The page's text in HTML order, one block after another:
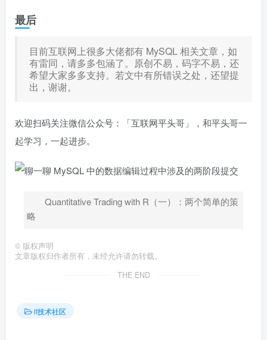
最后
目前互联网上很多大佬都有 MySQL 相关文章，如
有雷同，请多多包涵了。原创不易，码字不易，还
希望大家多多支持。若文中有所错误之处，还望提
出，谢谢。
欢迎扫码关注微信公众号：「互联网平头哥」，和平头哥一
起学习，一起进步。
Quantitative Trading with R（一）：两个简单的策
略
© 版权声明
文章版权归作者所有，未经允许请勿转载。
THE END
it技术社区